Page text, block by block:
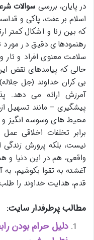
در پایان، بررسی سوالات
اسلام بر عفت، پاکی و
که بین زنا و اشکال کمتر
رهنمودهای دقیق در
سلامت معنوی افراد و تار
حالی که پیامدهای نقض
بی کران خداوند (جل
آمرزش ارائه می دهد.
پیشگیری – مانند تسهیل
محیط های وسوسه انگیز
برابر تخلفات اخلاقی
نیست، بلکه پرورش زندگی
واقعی، هم در این دنیا و
آغشته به تقوا بکوشیم،
قدم، هدایت خداوند را
مطالب پرطرفدار سایت:
دلیل حرام بودن